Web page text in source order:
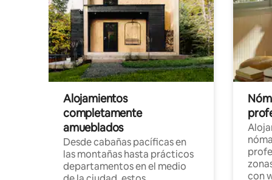
Alojamientos
completamente
amueblados
Desde cabañas pacíficas en
las montañas hasta prácticos
departamentos en el medio
con